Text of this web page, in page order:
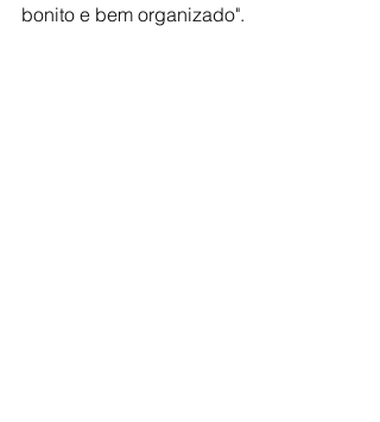
bonito e bem organizado".